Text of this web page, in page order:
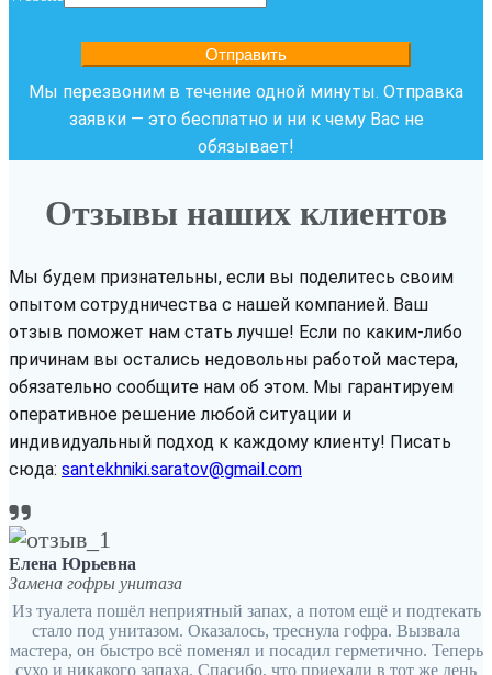
Отправить
Мы перезвоним в течение одной минуты. Отправка
заявки — это бесплатно и ни к чему Вас не
обязывает!
Отзывы наших клиентов
Мы будем признательны, если вы поделитесь своим
опытом сотрудничества с нашей компанией. Ваш
отзыв поможет нам стать лучше! Если по каким-либо
причинам вы остались недовольны работой мастера,
обязательно сообщите нам об этом. Мы гарантируем
оперативное решение любой ситуации и
индивидуальный подход к каждому клиенту! Писать
сюда: santekhniki.saratov@gmail.com
Елена Юрьевна
Замена гофры унитаза
Из туалета пошёл неприятный запах, а потом ещё и подтекать
стало под унитазом. Оказалось, треснула гофра. Вызвала
мастера, он быстро всё поменял и посадил герметично. Теперь
сухо и никакого запаха. Спасибо, что приехали в тот же день